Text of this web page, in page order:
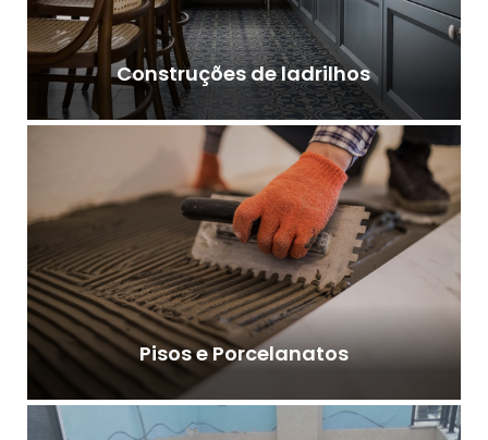
Construções de ladrilhos
Pisos e Porcelanatos